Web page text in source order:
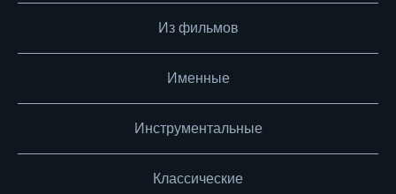
Из фильмов
Именные
Инструментальные
Классические